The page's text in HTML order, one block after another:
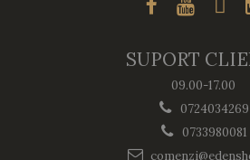
SUPORT
09.00-17.00
0724034269
0733980081